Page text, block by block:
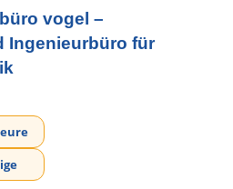
vogel –
Ingenieurbüro für